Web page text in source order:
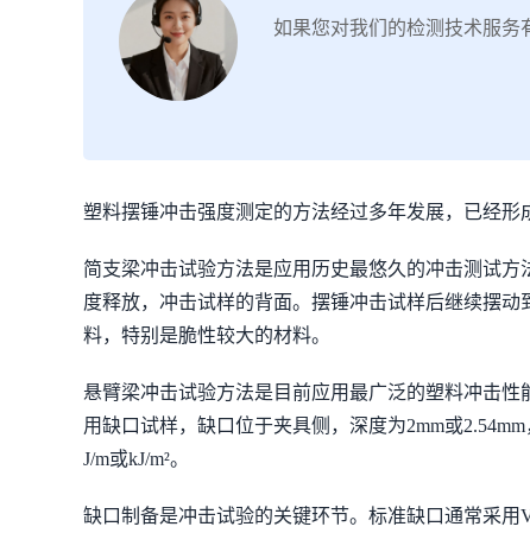
如果您对我们的检测技术服务
塑料摆锤冲击强度测定的方法经过多年发展，已经形
简支梁冲击试验方法是应用历史最悠久的冲击测试
度释放，冲击试样的背面。摆锤冲击试样后继续摆
料，特别是脆性较大的材料。
悬臂梁冲击试验方法是目前应用最广泛的塑料冲击
用缺口试样，缺口位于夹具侧，深度为2mm或
J/m或kJ/m²。
缺口制备是冲击试验的关键环节。标准缺口通常采